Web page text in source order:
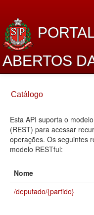
ABERTOS
Sobre o projeto
Dados Abertos Alesp
Lei de Acesso à
Planejamento
Catálogo de dados
Catálogo
Esta API suporta o
(REST) para acessar
operações. Os seguintes
modelo RESTful:
Nome
/deputado/{partido}